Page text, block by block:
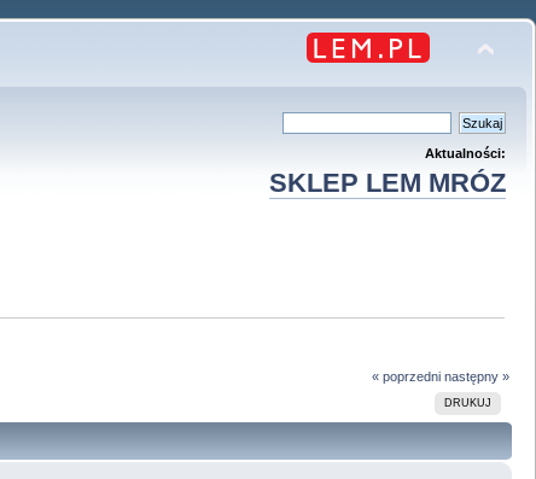
Aktualności:
SKLEP LEM MRÓZ
« poprzedni następny »
DRUKUJ